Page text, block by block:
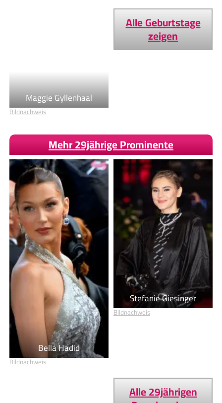
Maggie Gyllenhaal
Bildnachweis
Alle Geburtstage
zeigen
Mehr 29jährige Prominente
Bella Hadid
Stefanie Giesinger